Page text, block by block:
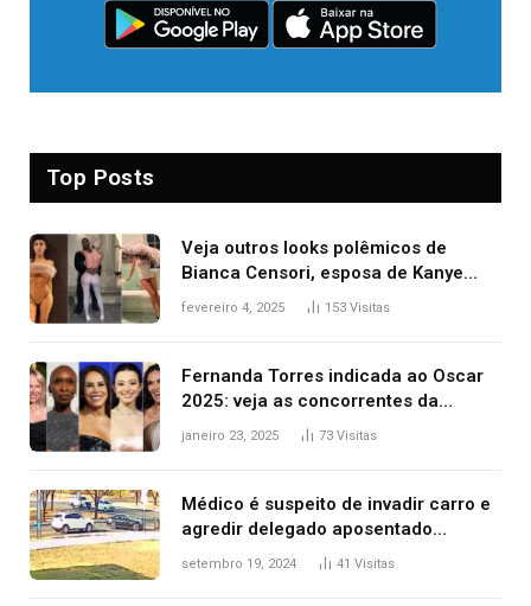
Top Posts
Veja outros looks polêmicos de
Bianca Censori, esposa de Kanye
West que apareceu nua no Grammy
fevereiro 4, 2025 153 Visitas
Fernanda Torres indicada ao Oscar
2025: veja as concorrentes da
brasileira a melhor atriz
janeiro 23, 2025 73 Visitas
Médico é suspeito de invadir carro e
agredir delegado aposentado
durante confusão no trânsito
setembro 19, 2024 41 Visitas